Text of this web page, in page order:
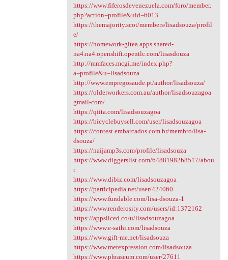
https://www.fiferosdevenezuela.com/foro/member.
php?action=profile&uid=6013
https://themajority.scot/members/lisadsouza/profil
e/
https://homework-gitea.apps.shared-
na4.na4.openshift.opentlc.com/lisasdouza
http://mmfaces.mcgi.me/index.php?
a=profile&u=lisadsouza
http://www.empregosaude.pt/author/lisadsouza/
https://olderworkers.com.au/author/lisadsouzagoa
gmail-com/
https://qiita.com/lisadsouzagoa
https://bicyclebuysell.com/user/lisadsouzagoa
https://contest.embarcados.com.br/membro/lisa-
dsouza/
https://naijamp3s.com/profile/lisadsouza
https://www.diggerslist.com/64881982b8517/abou
t
https://www.dibiz.com/lisadsouzagoa
https://participedia.net/user/424060
https://www.fundable.com/lisa-dsouza-1
https://www.renderosity.com/users/id:1372162
https://appsliced.co/u/lisadsouzagoa
https://www.e-sathi.com/lisadsouza
https://www.gift-me.net/lisadsouza
https://www.merexpression.com/lisadsouza
https://www.phraseum.com/user/27611